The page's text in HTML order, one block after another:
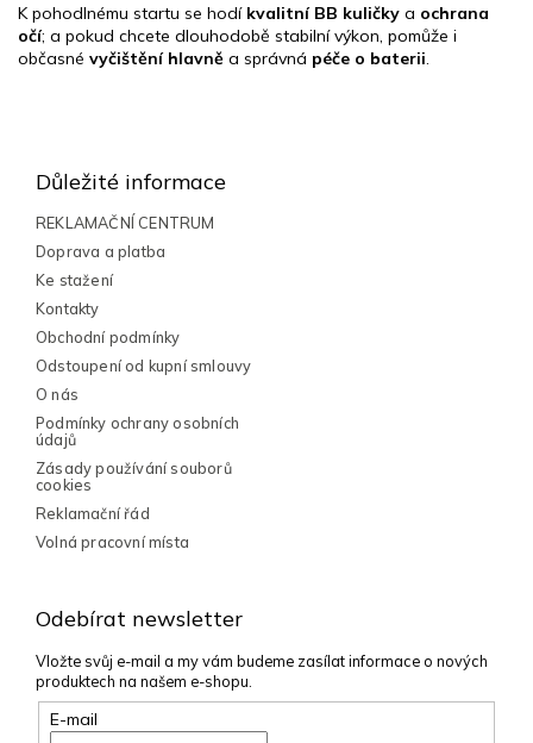
K pohodlnému startu se hodí kvalitní BB kuličky a ochrana
očí; a pokud chcete dlouhodobě stabilní výkon, pomůže i
občasné vyčištění hlavně a správná péče o baterii.
Odebírat newsletter
Vložte svůj e-mail a my vám budeme zasílat informace o nových
produktech na našem e-shopu.
E-mail
Důležité informace
REKLAMAČNÍ CENTRUM
Doprava a platba
Ke stažení
Kontakty
Obchodní podmínky
Odstoupení od kupní smlouvy
O nás
Podmínky ochrany osobních
údajů
Zásady používání souborů
cookies
Reklamační řád
Volná pracovní místa